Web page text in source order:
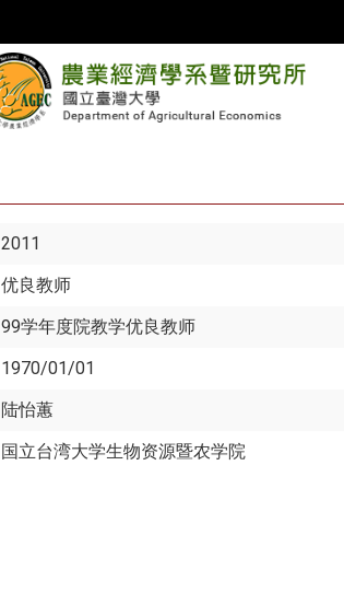
2011
优良教师
99学年度院教学优良教师
1970/01/01
陆怡蕙
国立台湾大学生物资源暨农学院